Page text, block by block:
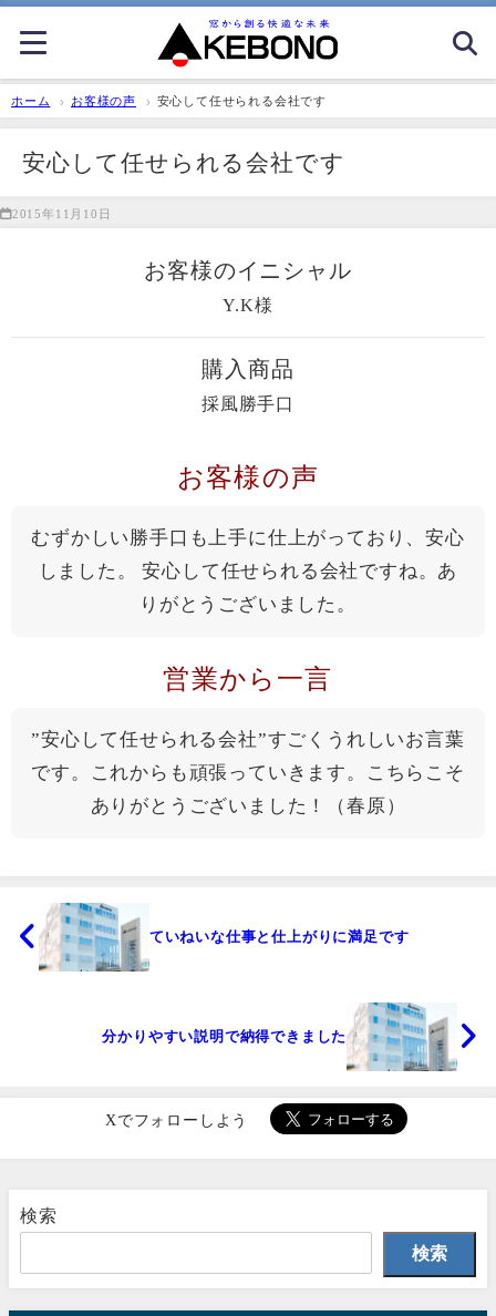
ホーム お客様の声 安心して任せられる会社です
安心して任せられる会社です
2015年11月10日
お客様のイニシャル
Y.K様
購入商品
採風勝手口
お客様の声
むずかしい勝手口も上手に仕上がっており、安心
しました。 安心して任せられる会社ですね。あ
りがとうございました。
営業から一言
”安心して任せられる会社”すごくうれしいお言葉
です。これからも頑張っていきます。こちらこそ
ありがとうございました！（春原）
ていねいな仕事と仕上がりに満足です
分かりやすい説明で納得できました
Xでフォローしよう
検索
検索